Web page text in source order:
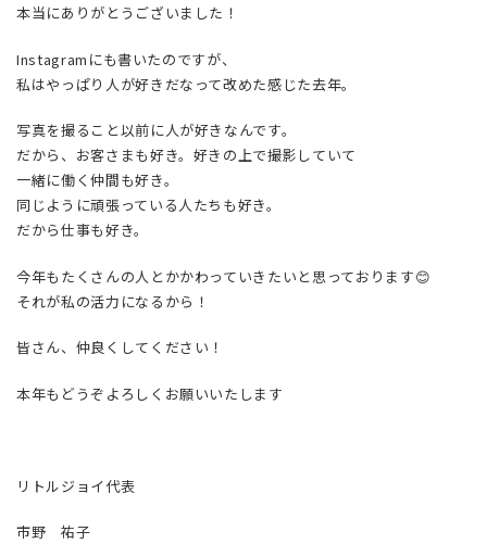
本当にありがとうございました！
Instagramにも書いたのですが、
私はやっぱり人が好きだなって改めた感じた去年。
写真を撮ること以前に人が好きなんです。
だから、お客さまも好き。好きの上で撮影していて
一緒に働く仲間も好き。
同じように頑張っている人たちも好き。
だから仕事も好き。
今年もたくさんの人とかかわっていきたいと思っております😊
それが私の活力になるから！
皆さん、仲良くしてください！
本年もどうぞよろしくお願いいたします
リトルジョイ代表
市野 祐子